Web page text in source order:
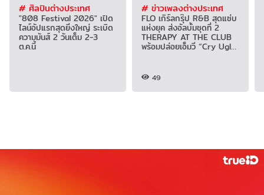
# ศิลปินต่างประเทศ
"808 Festival 2026" เปิด
ไลน์อัปแรกสุดยิ่งใหญ่ ระเบิด
ความมันส์ 2 วันเต็ม 2-3
ต.ค.นี้
# ข่าวเพลงต่างประเทศ
FLO เกิร์ลกรุ๊ป R&B สุดแซ่บ
แห่งยุค ส่งอัลบั้มชุดที่ 2
THERAPY AT THE CLUB
พร้อมปล่อยเอ็มวี “Cry Ugly”
49